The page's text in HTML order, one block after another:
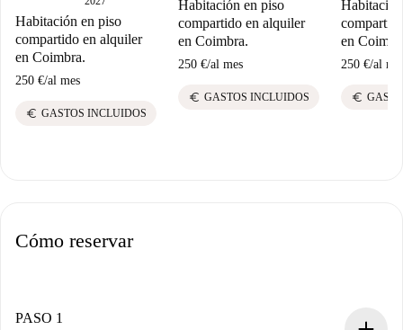
Habitación en piso
compartido en alquiler
en Coimbra.
250 €/al mes
euro GASTOS INCLUIDOS
Habitación en piso
compartido en alquiler
en Coimbra.
250 €/al mes
euro GASTOS INCLUIDOS
en
250 €/al
euro
Cómo reservar
PASO 1